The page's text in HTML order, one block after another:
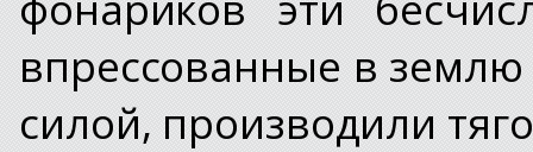
впрессованные в землю
силой, производили